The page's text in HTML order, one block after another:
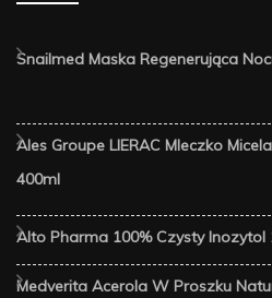
Snailmed Maska Regenerująca
Ales Groupe LIERAC Mleczko
400ml
Alto Pharma 100% Czysty
Medverita Acerola W Proszku